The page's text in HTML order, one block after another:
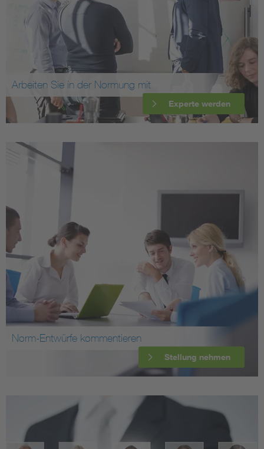
Arbeiten Sie in der Normung mit
Experte werden
Norm-Entwürfe kommentieren
Stellung nehmen